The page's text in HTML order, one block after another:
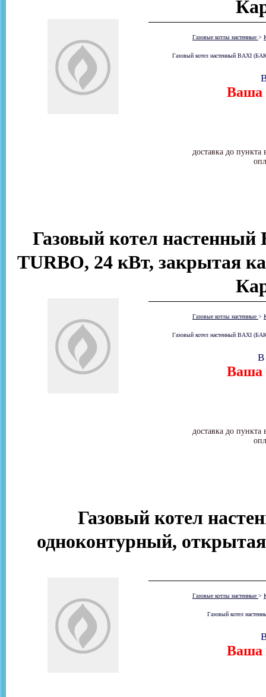
Газовые котлы настенные >
Газовый котел настенный BAXI
Ваша
доставка до
Газовый котел
TURBO, 24 кВт, закрытая
Газовые котлы настенные >
Газовый котел настенный BAXI
Ваша
доставка до
В
Газовый котел
одноконтурный,
Газовые котлы настенные >
Газовый котел
Ваша